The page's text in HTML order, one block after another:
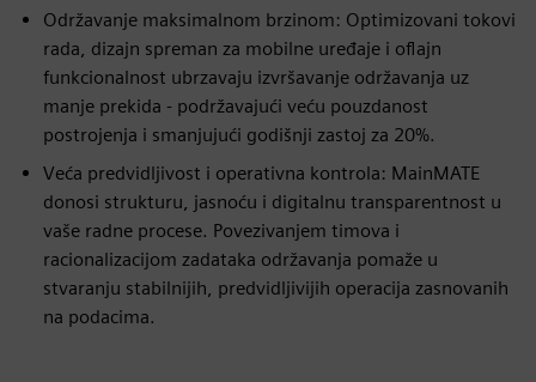
Održavanje maksimalnom brzinom: Optimizovani tokovi
rada, dizajn spreman za mobilne uređaje i oflajn
funkcionalnost ubrzavaju izvršavanje održavanja uz
manje prekida - podržavajući veću pouzdanost
postrojenja i smanjujući godišnji zastoj za 20%.
Veća predvidljivost i operativna kontrola: MainMATE
donosi strukturu, jasnoću i digitalnu transparentnost u
vaše radne procese. Povezivanjem timova i
racionalizacijom zadataka održavanja pomaže u
stvaranju stabilnijih, predvidljivijih operacija zasnovanih
na podacima.